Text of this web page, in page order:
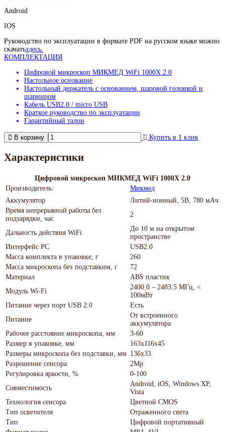
Android
IOS
Руководство по эксплуатации в формате PDF на русском языке можно
скачатьздесь.
КОМПЛЕКТАЦИЯ
Цифровой микроскоп МИКМЕД WiFi 1000Х 2.0
Настольное основание
Настольный держатель с основанием, шаровой головкой и
шарниром
Кабель USB2.0 / micro USB
Краткое руководство по эксплуатации
Гарантийный талон
В корзину Купить в 1 клик
Характеристики
Цифровой микроскоп МИКМЕД WiFi 1000Х 2.0
Производитель:
Микмед
Аккумулятор
Литий-ионный, 5В, 780 мАч
Время непрерывной работы без
подзарядки, час
2
Дальность действия WiFi
До 10 м на открытом
пространстве
Интерфейс РС
USB2.0
Масса комплекта в упаковке, г
260
Масса микроскопа без подставким, г
72
Материал
ABS пластик
Модуль Wi-Fi
2400.0 – 2483.5 МГц, <
100мВт
Питание через порт USB 2.0
Есть
Питание
От встроенного
аккумулятора
Рабочее расстояние микроскопа, мм
3-60
Размер в упаковке, мм
163х116х45
Размеры микроскопа без подставки, мм 136х33
Разрешение сенсора
2Мр
Регулировка яркости, %
0-100
Совместимость
Android, iOS, Windows XP,
Vista
Технология сенсора
Цветной CMOS
Тип осветителя
Отраженного света
Тип
Цифровой портативный